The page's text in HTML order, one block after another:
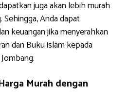
juga akan lebih murah
Anda dapat
keuangan jika menyerahkan
dan Buku islam kepada
Murah dengan